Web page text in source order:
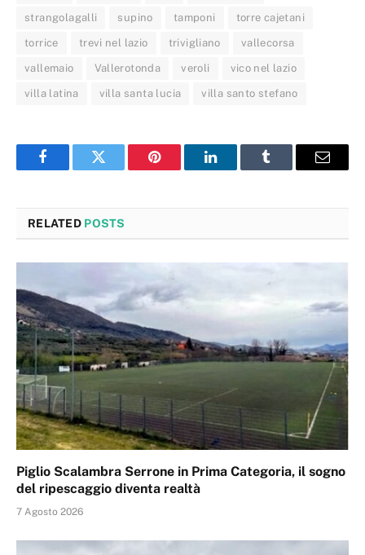
strangolagalli supino tamponi torre cajetani
torrice trevi nel lazio trivigliano vallecorsa
vallemaio Vallerotonda veroli vico nel lazio
villa latina villa santa lucia villa santo stefano
FacebookTwitter Pinterest LinkedInTumblr Email
RELATED POSTS
Piglio Scalambra Serrone in Prima Categoria, il sogno
del ripescaggio diventa realtà
7 Agosto 2026